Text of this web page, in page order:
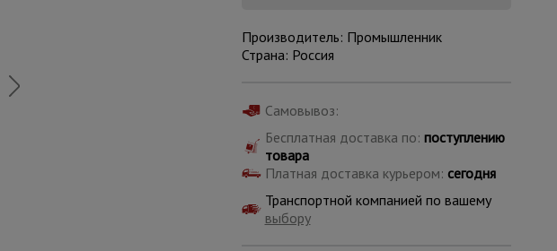
Производитель: Промышленник
Страна: Россия
Самовывоз:
Бесплатная доставка по: поступлению
товара
Платная доставка курьером: сегодня
Транспортной компанией по вашему
выбору